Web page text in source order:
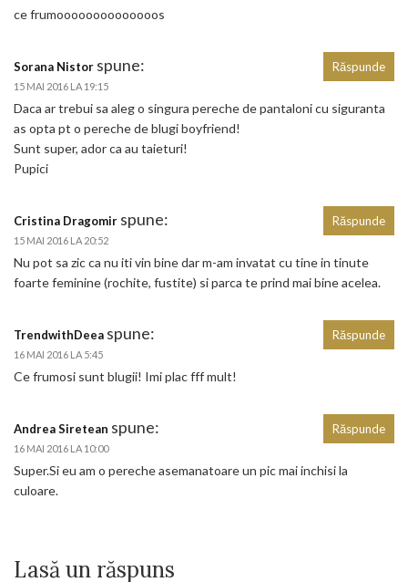
ce frumoooooooooooooos
Sorana Nistor spune:
15 MAI 2016 LA 19:15
Daca ar trebui sa aleg o singura pereche de pantaloni cu siguranta
as opta pt o pereche de blugi boyfriend!
Sunt super, ador ca au taieturi!
Pupici
Răspunde
Cristina Dragomir spune:
15 MAI 2016 LA 20:52
Nu pot sa zic ca nu iti vin bine dar m-am invatat cu tine in tinute
foarte feminine (rochite, fustite) si parca te prind mai bine acelea.
Răspunde
TrendwithDeea spune:
16 MAI 2016 LA 5:45
Ce frumosi sunt blugii! Imi plac fff mult!
Răspunde
Andrea Siretean spune:
16 MAI 2016 LA 10:00
Super.Si eu am o pereche asemanatoare un pic mai inchisi la
culoare.
Răspunde
Lasă un răspuns